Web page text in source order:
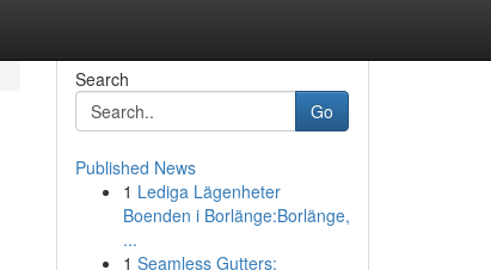
Search
Go
Published News
1 Lediga Lägenheter
Boenden i Borlänge:Borlänge,
...
1 Seamless Gutters: